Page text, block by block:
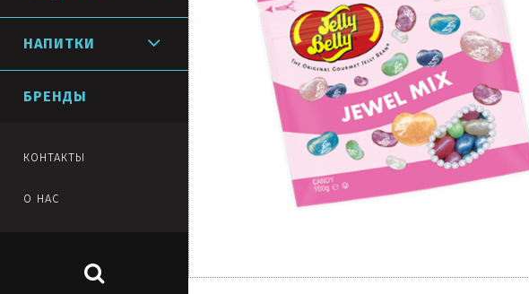
НАПИТКИ
БРЕНДЫ
КОНТАКТЫ
О НАС